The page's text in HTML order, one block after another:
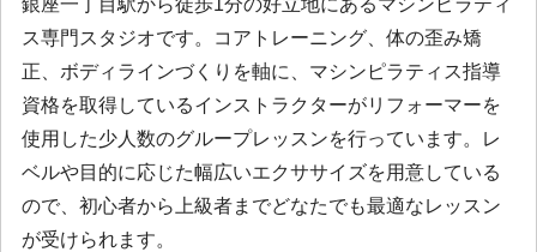
銀座一丁目駅から徒歩1分の好立地にあるマシンピラティ
ス専門スタジオです。コアトレーニング、体の歪み矯
正、ボディラインづくりを軸に、マシンピラティス指導
資格を取得しているインストラクターがリフォーマーを
使用した少人数のグループレッスンを行っています。レ
ベルや目的に応じた幅広いエクササイズを用意している
ので、初心者から上級者までどなたでも最適なレッスン
が受けられます。